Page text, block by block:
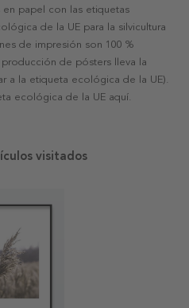
papel con las etiquetas
de la UE para la silvicultura
de impresión son 100 %
de pósters lleva la
a la etiqueta ecológica de la UE).
ecológica de la UE aquí.
visitados